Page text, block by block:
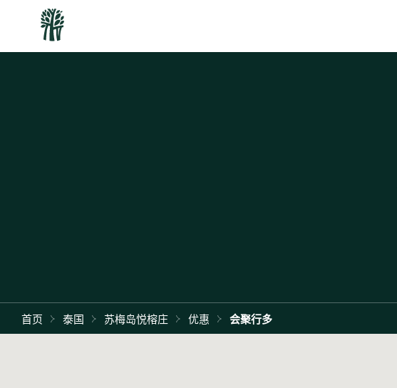
首页 泰国 苏梅岛悦榕庄 优惠 会聚行多